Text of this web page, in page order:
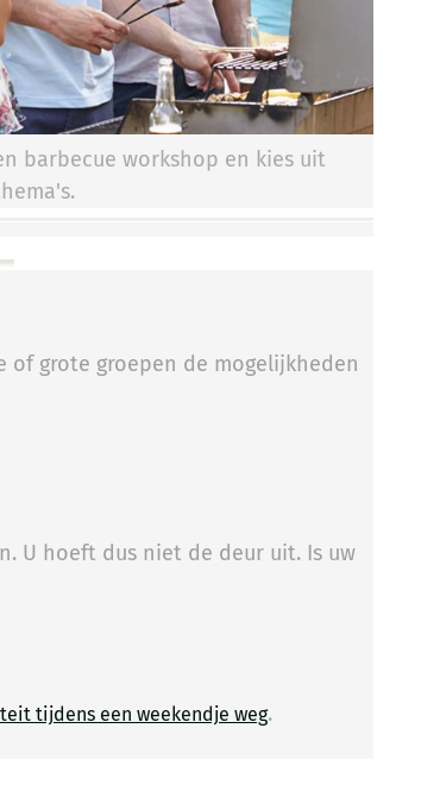
barbecue workshop en kies uit
of grote groepen de mogelijkheden
U hoeft dus niet de deur uit. Is uw
tijdens een weekendje weg.